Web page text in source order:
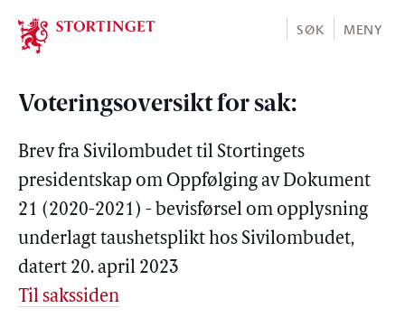
Stortinget.no
SØK MENY
Voteringsoversikt for sak:
Brev fra Sivilombudet til Stortingets
presidentskap om Oppfølging av Dokument
21 (2020-2021) - bevisførsel om opplysning
underlagt taushetsplikt hos Sivilombudet,
datert 20. april 2023
Til sakssiden